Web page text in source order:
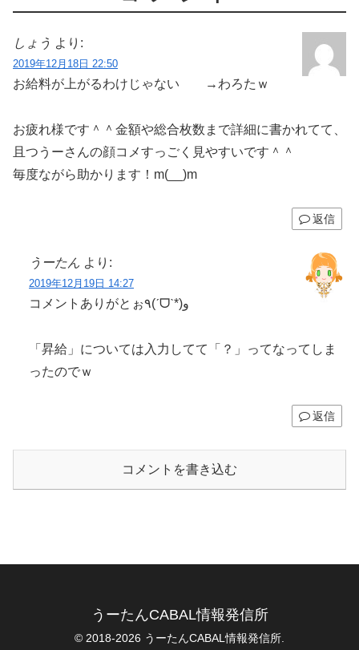
しょう より:
2019年12月18日 22:50
お給料が上がるわけじゃない →わろたｗ
お疲れ様です＾＾金額や総合枚数まで詳細に書かれてて、
且つうーさんの顔コメすっごく見やすいです＾＾
毎度ながら助かります！m(__)m
返信
うーたん より:
2019年12月19日 14:27
コメントありがとぉ٩(ˊᗜˋ*)و
「昇給」については入力してて「？」ってなってしま
ったのでｗ
返信
コメントを書き込む
うーたんCABAL情報発信所
© 2018-2026 うーたんCABAL情報発信所.